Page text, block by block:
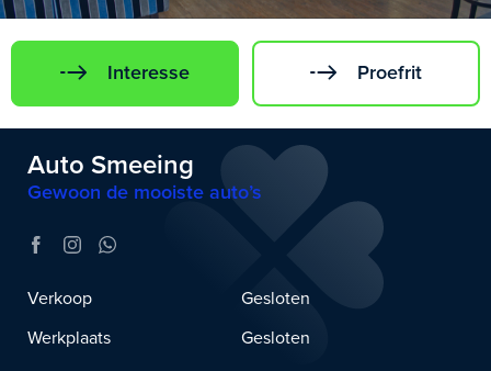
Interesse Proefrit
Auto Smeeing
Gewoon de mooiste auto’s
Verkoop
Gesloten
Werkplaats
Gesloten